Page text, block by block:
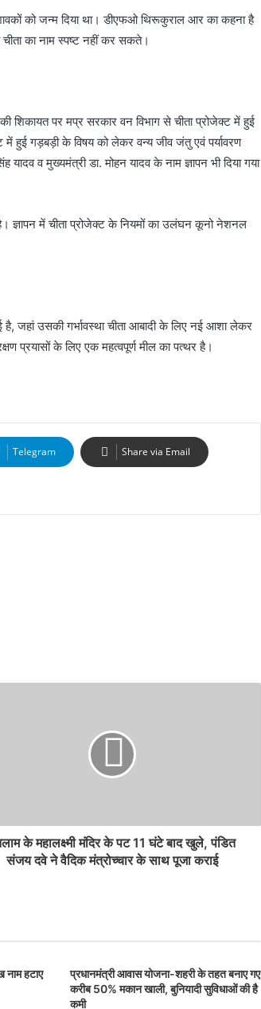
को जन्म दिया था। डीएफओ थिरूकुराल आर का कहना है
चीता का नाम स्पष्ट नहीं कर सकते।
शिकायत पर मप्र सरकार वन विभाग से चीता प्रोजेक्ट में हुई
हुई गड़बड़ी के विषय को लेकर वन्य जीव जंतु एवं पर्यावरण
व मुख्यमंत्री डा. मोहन यादव के नाम ज्ञापन भी दिया गया
ज्ञापन में चीता प्रोजेक्ट के नियमों का उलंघन कूनो नेशनल
जहां उसकी गर्भावस्था चीता आबादी के लिए नई आशा लेकर
प्रयासों के लिए एक महत्वपूर्ण मील का पत्थर है।
Telegram Share via Email
के महालक्ष्मी मंदिर के पट 11 घंटे बाद खुले, पंडित
संजय दवे ने वैदिक मंत्रोच्चार के साथ पूजा कराई
हटाए
प्रधानमंत्री आवास योजना-शहरी के तहत बनाए गए
करीब 50% मकान खाली, बुनियादी सुविधाओं की है
कमी